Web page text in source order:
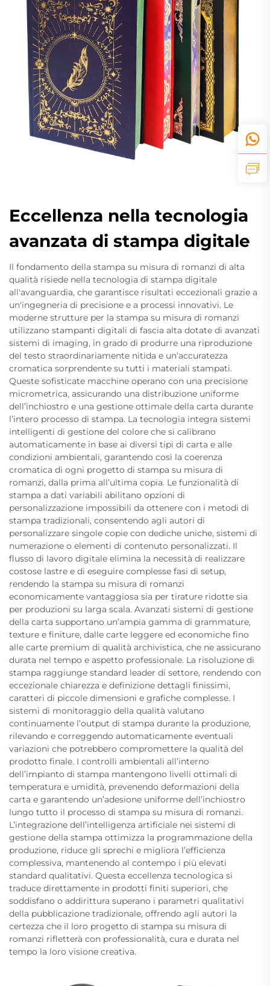
Eccellenza nella tecnologia
avanzata di stampa digitale
Il fondamento della stampa su misura di romanzi di alta
qualità risiede nella tecnologia di stampa digitale
all'avanguardia, che garantisce risultati eccezionali grazie a
un'ingegneria di precisione e a processi innovativi. Le
moderne strutture per la stampa su misura di romanzi
utilizzano stampanti digitali di fascia alta dotate di avanzati
sistemi di imaging, in grado di produrre una riproduzione
del testo straordinariamente nitida e un’accuratezza
cromatica sorprendente su tutti i materiali stampati.
Queste sofisticate macchine operano con una precisione
micrometrica, assicurando una distribuzione uniforme
dell’inchiostro e una gestione ottimale della carta durante
l’intero processo di stampa. La tecnologia integra sistemi
intelligenti di gestione del colore che si calibrano
automaticamente in base ai diversi tipi di carta e alle
condizioni ambientali, garantendo così la coerenza
cromatica di ogni progetto di stampa su misura di
romanzi, dalla prima all’ultima copia. Le funzionalità di
stampa a dati variabili abilitano opzioni di
personalizzazione impossibili da ottenere con i metodi di
stampa tradizionali, consentendo agli autori di
personalizzare singole copie con dediche uniche, sistemi di
numerazione o elementi di contenuto personalizzati. Il
flusso di lavoro digitale elimina la necessità di realizzare
costose lastre e di eseguire complesse fasi di setup,
rendendo la stampa su misura di romanzi
economicamente vantaggiosa sia per tirature ridotte sia
per produzioni su larga scala. Avanzati sistemi di gestione
della carta supportano un’ampia gamma di grammature,
texture e finiture, dalle carte leggere ed economiche fino
alle carte premium di qualità archivistica, che ne assicurano
durata nel tempo e aspetto professionale. La risoluzione di
stampa raggiunge standard leader di settore, rendendo con
eccezionale chiarezza e definizione dettagli finissimi,
caratteri di piccole dimensioni e grafiche complesse. I
sistemi di monitoraggio della qualità valutano
continuamente l’output di stampa durante la produzione,
rilevando e correggendo automaticamente eventuali
variazioni che potrebbero compromettere la qualità del
prodotto finale. I controlli ambientali all’interno
dell’impianto di stampa mantengono livelli ottimali di
temperatura e umidità, prevenendo deformazioni della
carta e garantendo un’adesione uniforme dell’inchiostro
lungo tutto il processo di stampa su misura di romanzi.
L’integrazione dell’intelligenza artificiale nei sistemi di
gestione della stampa ottimizza la programmazione della
produzione, riduce gli sprechi e migliora l’efficienza
complessiva, mantenendo al contempo i più elevati
standard qualitativi. Questa eccellenza tecnologica si
traduce direttamente in prodotti finiti superiori, che
soddisfano o addirittura superano i parametri qualitativi
della pubblicazione tradizionale, offrendo agli autori la
certezza che il loro progetto di stampa su misura di
romanzi rifletterà con professionalità, cura e durata nel
tempo la loro visione creativa.